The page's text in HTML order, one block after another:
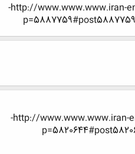
http://www.www.www.iran-eng.ir/showthread.php/425579-
http://www.www.www.iran-eng.ir/showthread.php/421653-